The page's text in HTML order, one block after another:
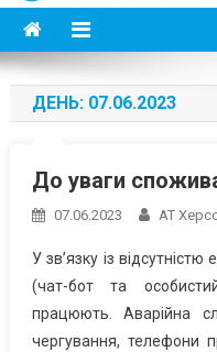
ДЕНЬ: 07.06.2023
До уваги
07.06.2023 АТ
У зв’язку із відсутністю
(чат-бот та
працюють. Аварійна
чергування,